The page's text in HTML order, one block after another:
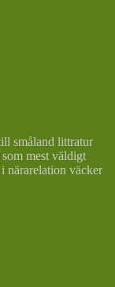
småland littratur
mest väldigt
närarelation väcker